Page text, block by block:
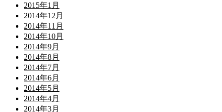
2015年1月
2014年12月
2014年11月
2014年10月
2014年9月
2014年8月
2014年7月
2014年6月
2014年5月
2014年4月
2014年3月